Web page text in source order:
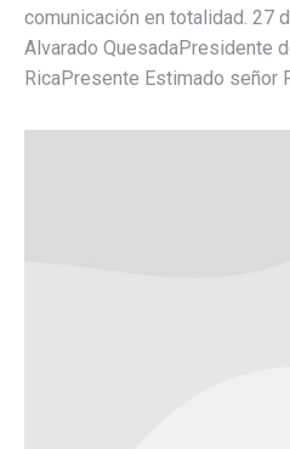
comunicación en totalidad. 27
Alvarado QuesadaPresidente
RicaPresente Estimado señor